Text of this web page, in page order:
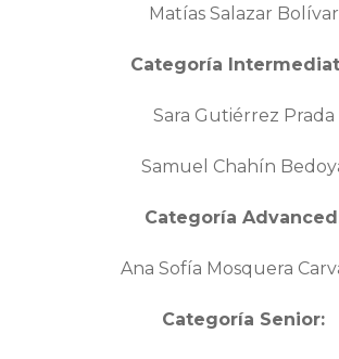
Matías Salazar Bolívar
Categoría
Sara Gutiérrez Prada
Samuel Chahín
Categoría
Ana Sofía Mosquera
Categoría Senior: